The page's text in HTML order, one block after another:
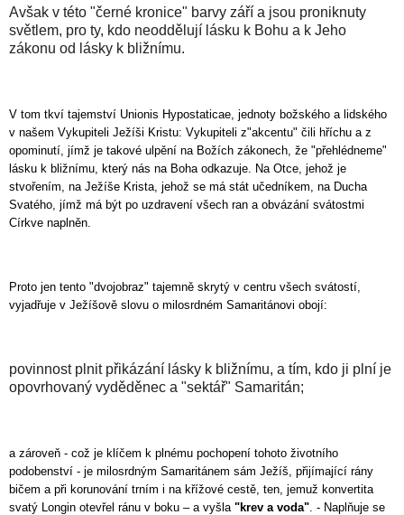
Avšak v této "černé kronice" barvy září a jsou proniknuty
světlem, pro ty, kdo neoddělují lásku k Bohu a k Jeho
zákonu od lásky k bližnímu.
V tom tkví tajemství Unionis Hypostaticae, jednoty božského a lidského
v našem Vykupiteli Ježíši Kristu: Vykupiteli z"akcentu" čili hříchu a z
opominutí, jímž je takové ulpění na Božích zákonech, že "přehlédneme"
lásku k bližnímu, který nás na Boha odkazuje. Na Otce, jehož je
stvořením, na Ježíše Krista, jehož se má stát učedníkem, na Ducha
Svatého, jímž má být po uzdravení všech ran a obvázání svátostmi
Církve naplněn.
Proto jen tento "dvojobraz" tajemně skrytý v centru všech svátostí,
vyjadřuje v Ježíšově slovu o milosrdném Samaritánovi obojí:
povinnost plnit přikázání lásky k bližnímu, a tím, kdo ji plní je
opovrhovaný vyděděnec a "sektář" Samaritán;
a zároveň - což je klíčem k plnému pochopení tohoto životního
podobenství - je milosrdným Samaritánem sám Ježíš, přijímající rány
bičem a při korunování trním i na křížové cestě, ten, jemuž konvertita
svatý Longin otevřel ránu v boku – a vyšla "krev a voda" . - Naplňuje se